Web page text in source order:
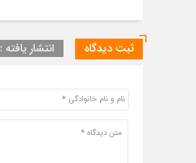
ثبت دیدگاه انتشار یافته : ۰